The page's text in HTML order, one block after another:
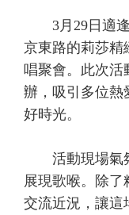
3月29日適逢
京東路的莉莎精
唱聚會。此次活
辦，吸引多位熱
好時光。
活動現場氣氛
展現歌喉。除
交流近況，讓這